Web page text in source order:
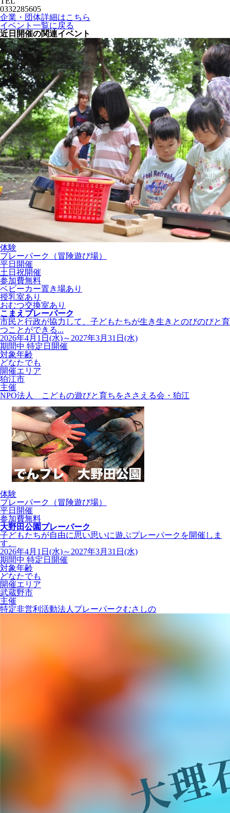
0332285605
企業・団体詳細はこちら
イベント一覧に戻る
近日開催の関連イベント
体験
プレーパーク（冒険遊び場）
平日開催
土日祝開催
参加費無料
ベビーカー置き場あり
授乳室あり
おむつ交換室あり
こまえプレーパーク
市民と行政が協力して、子どもたちが生き生きとのびのびと育
つことができる...
2026年4月1日(水)～2027年3月31日(水)
期間中 特定日開催
対象年齢
どなたでも
開催エリア
狛江市
主催
NPO法人 こどもの遊びと育ちをささえる会・狛江
体験
プレーパーク（冒険遊び場）
平日開催
参加費無料
大野田公園プレーパーク
子どもたちが自由に思い思いに遊ぶプレーパークを開催しま
す。
2026年4月1日(水)～2027年3月31日(水)
期間中 特定日開催
対象年齢
どなたでも
開催エリア
武蔵野市
主催
特定非営利活動法人プレーパークむさしの